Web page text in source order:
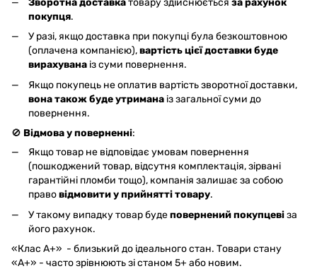
Зворотна доставкатовару здійснюється за рахунок
покупця.
У разі, якщо доставка при покупці була безкоштовною
(оплачена компанією),вартість цієї доставки буде
вирахувана із суми повернення.
Якщо покупець не оплатив вартість зворотної доставки,
вона також буде утримана із загальної суми до
повернення.
🚫 Відмова у поверненні:
Якщо товар не відповідає умовам повернення
(пошкоджений товар, відсутня комплектація, зірвані
гарантійні пломби тощо), компанія залишає за собою
правовідмовити у прийнятті товару.
У такому випадку товар будеповернений покупцевіза
його рахунок.
«Клас A+» - близький до ідеального стан. Товари стану
«А+» - часто зрівнюють зі станом 5+ або новим.